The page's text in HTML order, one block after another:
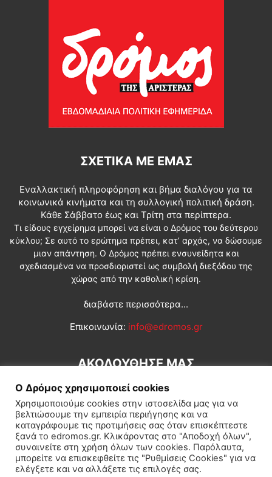
ΣΧΕΤΙΚΆ ΜΕ ΕΜΆΣ
Εναλλακτική πληροφόρηση και βήμα διαλόγου για τα
κοινωνικά κινήματα και τη συλλογική πολιτική δράση.
Κάθε Σάββατο έως και Τρίτη στα περίπτερα.
Τι είδους εγχείρημα μπορεί να είναι ο Δρόμος του δεύτερου
κύκλου; Σε αυτό το ερώτημα πρέπει, κατ’ αρχάς, να δώσουμε
μιαν απάντηση. Ο Δρόμος πρέπει ενσυνείδητα και
σχεδιασμένα να προσδιοριστεί ως συμβολή διεξόδου της
χώρας από την καθολική κρίση.
διαβάστε περισσότερα...
Επικοινωνία: info@edromos.gr
ΑΚΟΛΟΥΘΗΣΕ ΜΑΣ
Εγγραφή συνδρομητή Πολιτική Διεθνή Κοινωνία
Πολιτισμός Αφιερώματα
Ο Δρόμος χρησιμοποιεί cookies
Χρησιμοποιούμε cookies στην ιστοσελίδα μας για να
βελτιώσουμε την εμπειρία περιήγησης και να
καταγράφουμε τις προτιμήσεις σας όταν επισκέπτεστε
ξανά το edromos.gr. Κλικάροντας στο "Αποδοχή όλων",
συναινείτε στη χρήση όλων των cookies. Παρόλαυτα,
μπορείτε να επισκεφθείτε τις "Ρυθμίσεις Cookies" για να
ελέγξετε και να αλλάξετε τις επιλογές σας.